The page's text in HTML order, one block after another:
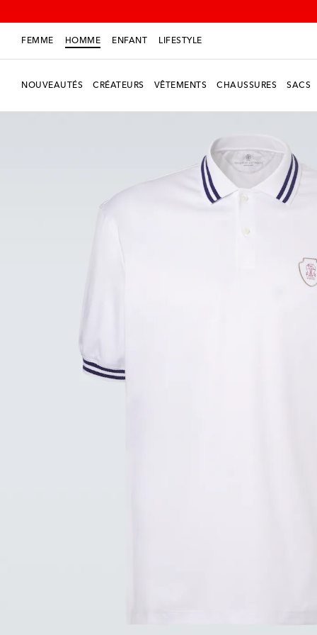
FEMME HOMME ENFANT LIFESTYLE
NOUVEAUTÉS CRÉATEURS VÊTEMENTS CHAUSSURES SACS